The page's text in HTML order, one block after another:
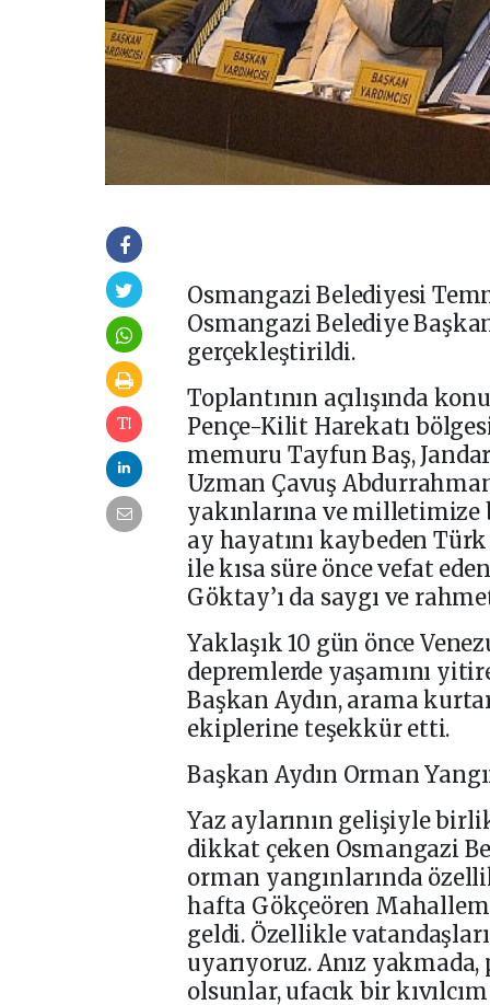
Osmangazi Belediyesi
Osmangazi Belediye
gerçekleştirildi.
Toplantının açılışında
Pençe-Kilit Harekatı
memuru Tayfun Baş,
Uzman Çavuş
yakınlarına ve milletimize
ay hayatını kaybeden
ile kısa süre önce vefat
Göktay’ı da saygı ve
Yaklaşık 10 gün önce
depremlerde yaşamını
Başkan Aydın, arama
ekiplerine teşekkür etti.
Başkan Aydın Orman
Yaz aylarının gelişiyle
dikkat çeken Osmangazi
orman yangınlarında
hafta Gökçeören
geldi. Özellikle
uyarıyoruz. Anız
olsunlar, ufacık bir